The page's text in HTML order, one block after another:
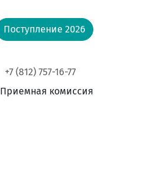
Поступление 2026
+7 (812) 757-16-77
Приемная комиссия